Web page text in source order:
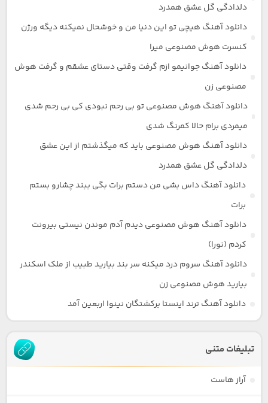
دلدادگی گل عشق همدرد
دانلود آهنگ هیچی تو این دنیا من و خوشحال نمیکنه دیگه ورژن
کنسرت هوش مصنوعی میرا
دانلود آهنگ جوانیمو ازم گرفت وقتی دستای عشقم و گرفت هوش
مصنوعی زن
دانلود آهنگ هوش مصنوعی تو بی رحم نبودی کی بی رحم شدی
میمردی برام حالا کمرنگ شدی
دانلود آهنگ هوش مصنوعی باید که میگذشتم از این عشق
دلدادگی گل عشق همدرد
دانلود آهنگ داس بشی من دستم برات بگی ببند چشارو بستم
برات
دانلود آهنگ هوش مصنوعی دیدم آدم موندن نیستی بیرونت
کردم (نورا)
دانلود آهنگ سروم درد میکنه سر بند بیارید طبیب از ملک اسکندر
بیارید هوش مصنوعی زن
دانلود آهنگ ترند اینستا برکشتگان نینوا اربعین آمد
تبلیغات متنی
آراز هاست